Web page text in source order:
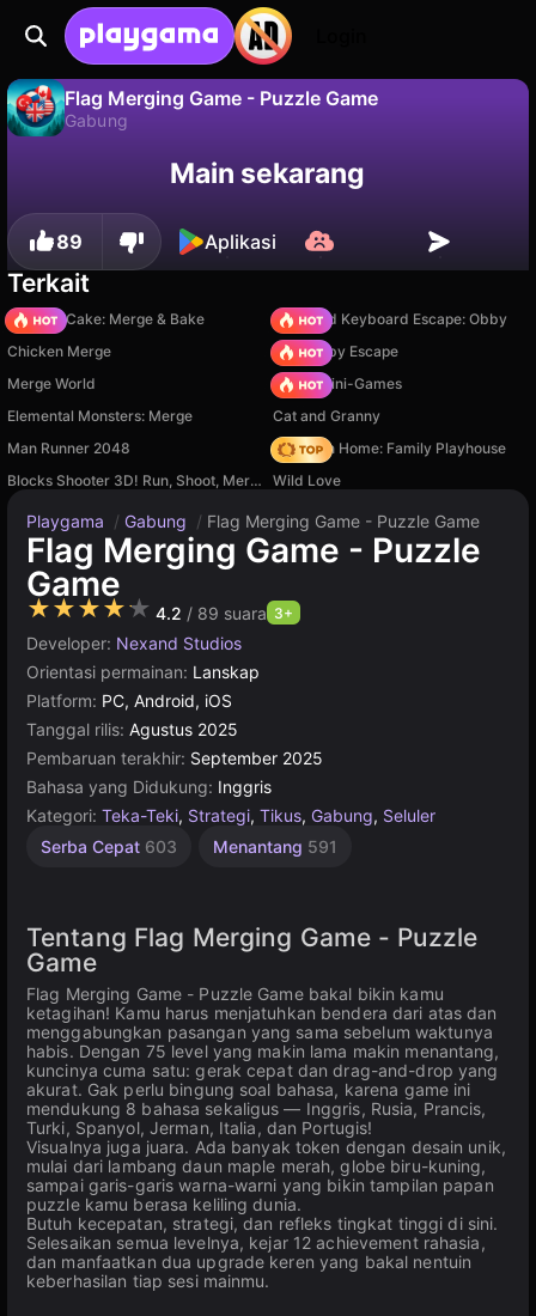
Flag Merging Game - Puzzle Game
Gabung
Simpan progresnya!
Main sekarang
89 Aplikasi
Terkait
Piece of Cake: Merge & Bake
+1 Speed Keyboard Escape: Obby
Chicken Merge
Your Obby Escape
Merge World
Obby: Mini-Games
Elemental Monsters: Merge
Cat and Granny
Man Runner 2048
My Town Home: Family Playhouse
Blocks Shooter 3D! Run, Shoot, Merge Weapons!
Wild Love
Playgama / Gabung / Flag Merging Game - Puzzle Game
Flag Merging Game - Puzzle
Game
★★★★★ 4.2 / 89 suara 3+
Developer: Nexand Studios
Orientasi permainan: Lanskap
Platform: PC, Android, iOS
Tanggal rilis: Agustus 2025
Pembaruan terakhir: September 2025
Bahasa yang Didukung: Inggris
Kategori: Teka-Teki, Strategi, Tikus, Gabung, Seluler
Serba Cepat 603 Menantang 591
Tentang Flag Merging Game - Puzzle
Game
Flag Merging Game - Puzzle Game bakal bikin kamu
ketagihan! Kamu harus menjatuhkan bendera dari atas dan
menggabungkan pasangan yang sama sebelum waktunya
habis. Dengan 75 level yang makin lama makin menantang,
kuncinya cuma satu: gerak cepat dan drag-and-drop yang
akurat. Gak perlu bingung soal bahasa, karena game ini
mendukung 8 bahasa sekaligus — Inggris, Rusia, Prancis,
Turki, Spanyol, Jerman, Italia, dan Portugis!
Visualnya juga juara. Ada banyak token dengan desain unik,
mulai dari lambang daun maple merah, globe biru-kuning,
sampai garis-garis warna-warni yang bikin tampilan papan
puzzle kamu berasa keliling dunia.
Butuh kecepatan, strategi, dan refleks tingkat tinggi di sini.
Selesaikan semua levelnya, kejar 12 achievement rahasia,
dan manfaatkan dua upgrade keren yang bakal nentuin
keberhasilan tiap sesi mainmu.